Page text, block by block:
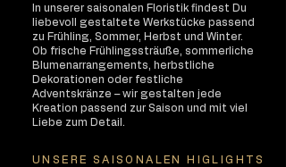
In unserer saisonalen Floristik findest Du
liebevoll gestaltete Werkstücke passend
zu Frühling, Sommer, Herbst und Winter.
Ob frische Frühlingssträuße, sommerliche
Blumenarrangements, herbstliche
Dekorationen oder festliche
Adventskränze – wir gestalten jede
Kreation passend zur Saison und mit viel
Liebe zum Detail.
UNSERE SAISONALEN HIGLIGHTS